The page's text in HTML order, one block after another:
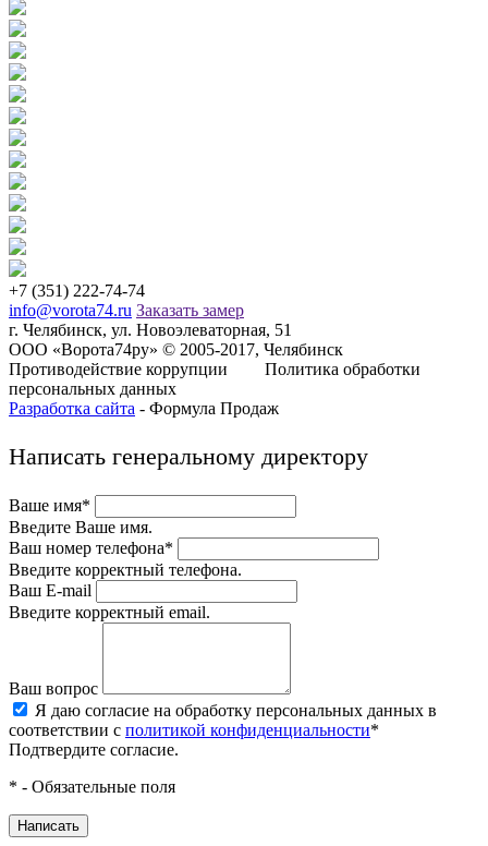
+7 (351) 222-74-74
info@vorota74.ru Заказать замер
г. Челябинск, ул. Новоэлеваторная, 51
ООО «Ворота74ру» © 2005-2017, Челябинск
Противодействие коррупции
Политика обработки
персональных данных
Разработка сайта - Формула Продаж
Написать генеральному директору
Ваше имя*
Введите Ваше имя.
Ваш номер телефона*
Введите корректный телефона.
Ваш E-mail
Введите корректный email.
Ваш вопрос
Я даю согласие на обработку персональных данных в
соответствии с политикой конфиденциальности*
Подтвердите согласие.
* - Обязательные поля
Написать